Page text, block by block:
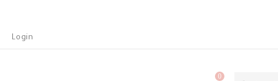
Login
0